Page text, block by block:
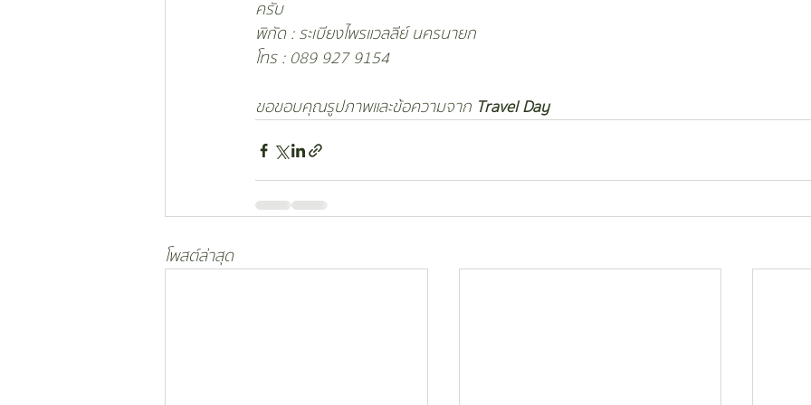
ครับ
พิกัด : ระเบียงไพรแวลลีย์ นครนายก
โทร : 089 927 9154
ขอขอบคุณรูปภาพและข้อความจาก Travel Day
โพสต์ล่าสุด